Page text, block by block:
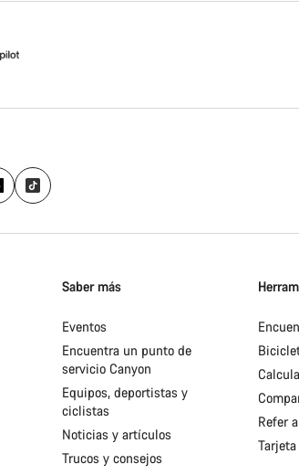
Saber más
Eventos
Encuentra un punto de
servicio Canyon
Equipos, deportistas y
ciclistas
Noticias y artículos
Trucos y consejos
Refer